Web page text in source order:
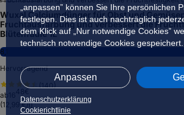
„anpassen” können Sie Ihre persönlichen
festlegen. Dies ist auch nachträglich
dem Klick auf „Nur notwendige Cookies”
technisch notwendige Cookies gespeichert.
Anpassen
Datenschutzerklärung
Cookierichtlinie
Wuxal Calciumdünger für Obst und
Fruchtausfärbung und verbessert die
Blütenfäule 1L
8,1
Hervorragend
(140)
ab
(12,99 €/l)